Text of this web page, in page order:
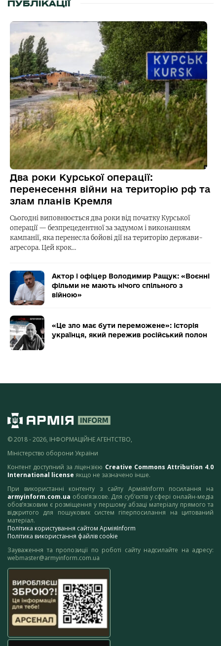
ПУБЛІКАЦІЇ
Два роки Курської операції:
перенесення війни на територію рф та
злам планів Кремля
Сьогодні виповнюється два роки від початку Курської
операції — безпрецедентної за задумом і виконанням
кампанії, яка перенесла бойові дії на територію держави-
агресора. Цей крок…
Актор і офіцер Володимир Ращук: «Воєнні
фільми не мають нічого спільного з
війною»
«Це зло має бути переможене»: історія
українця, який пережив російський полон
© 2018 - 2026, ІНФОРМАЦІЙНЕ АГЕНТСТВО,
Міністерство оборони України
Контент доступний за ліцензією Creative Commons Attribution 4.0
International license якщо не зазначено інше.
При використанні контенту з сайту АрміяInform посилання на
armyinform.com.ua обов’язкове. Для суб’єктів у сфері онлайн-медіа
обов’язковим є розміщення у першому абзаці матеріалу прямого та
відкритого для пошукових систем гіперпосилання на цитований
матеріал.
Політика користування сайтом АрміяInform
Політика використання файлів cookie
Зауваження та пропозиції по роботі сайту надсилайте на адресу:
webmaster@armyinform.com.ua